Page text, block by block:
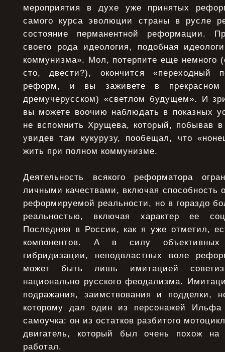
мероприятия в духе уже принятых
самого курса эволюции страны в русле
состояние перманентной реформации.
своего рода идеология, подобная
коммунизма». Мол, потерпите еще немного
сто, двести?), окончится «переходный
реформ, и вы заживете в прекрасном
дремучерусском) «светлом будущем». И
вы можете воочию наблюдать в показных
не вспомнить Хрущева, который, побывав
увидев там кукурузу, пообещал, что
жить при полном коммунизме.
Деятельность всякого реформатора
личными качествами, включая способность
реформируемой реальности, но в гораздо
реальностью, включая характер ее
Последняя в России, как я уже отметил,
компонентов. А в силу объективных
гибридизации, неподвластных воле
может быть лишь имитацией
национально русского феодализма.
подражания, заимствования и
которому дал один из персонажей
самоучка: он из остатков разбитого
двигатель, который был очень похож на
работал.